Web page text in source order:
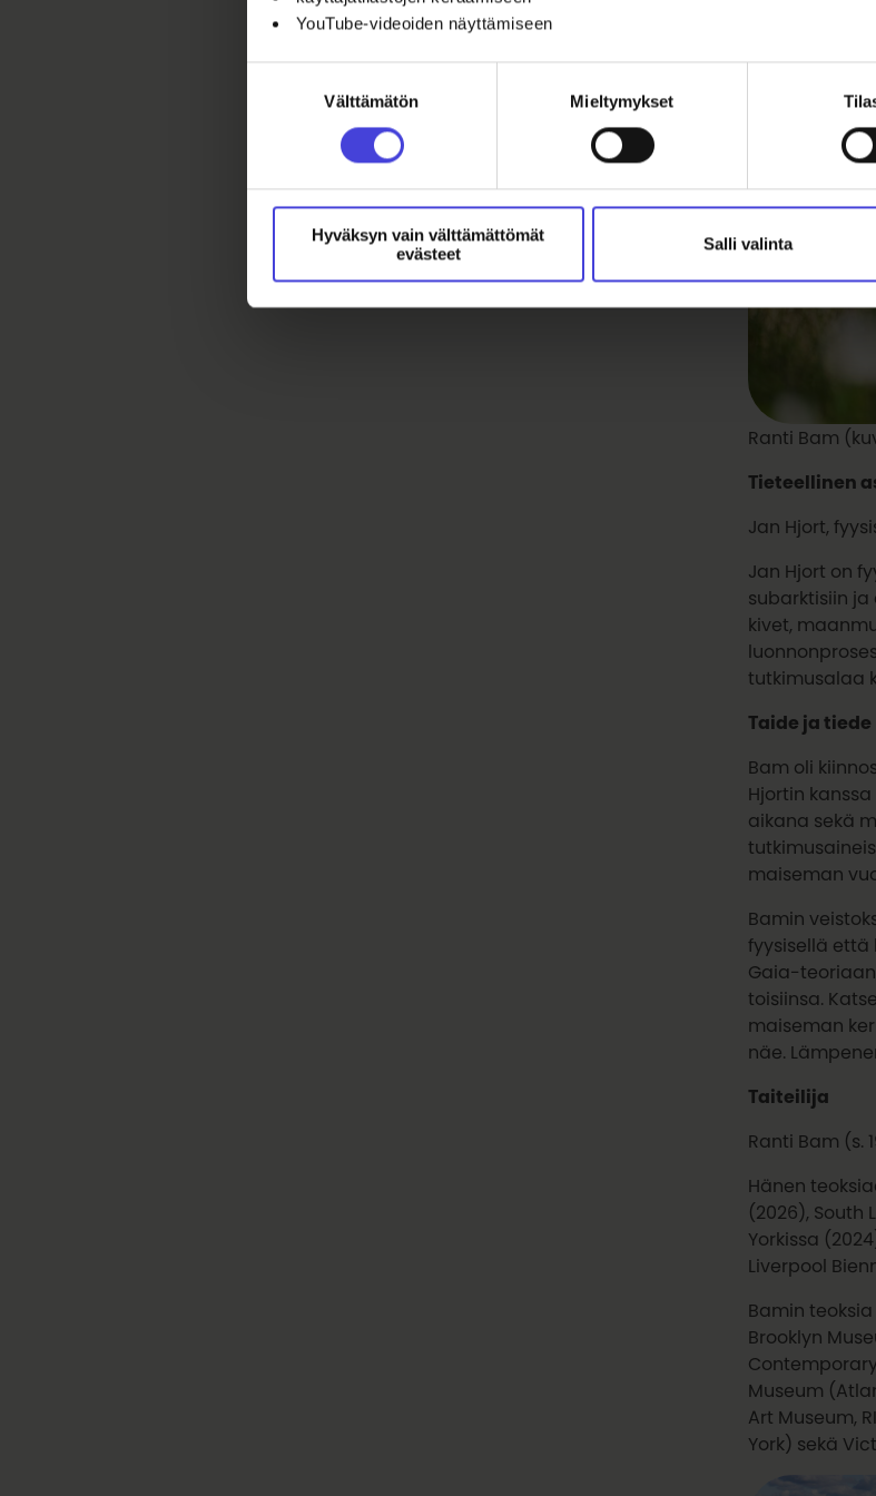
YouTube-videoiden näyttämiseen
Välttämätön Mieltymykset
Hyväksyn vain välttämättömät
evästeet
Salli valinta
Ranti Bam
Tieteellinen
Jan Hjort,
Jan Hjort on
subarktisiin ja
kivet,
tutkimusalaa
Taide ja tiede
Bam oli
Hjortin
aikana sekä
maiseman
Bamin
fyysisellä että
Gaia-
toisiinsa.
maiseman
näe.
Taiteilija
Ranti Bam (s.
Hänen
(2026), South
Yorkissa
Liverpool
Bamin
Brooklyn
Museum
Art Museum,
York) sekä